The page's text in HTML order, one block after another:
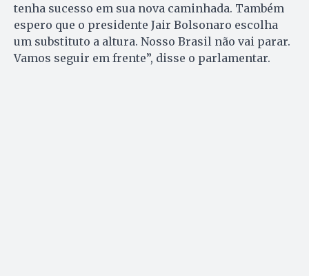
tenha sucesso em sua nova caminhada. Também
espero que o presidente Jair Bolsonaro escolha
um substituto a altura. Nosso Brasil não vai parar.
Vamos seguir em frente”, disse o parlamentar.